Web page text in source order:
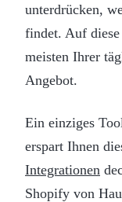
unterdrücken,
findet. Auf
meisten Ihrer
Angebot.
Ein einziges
erspart Ihnen
Integrationen
Shopify von